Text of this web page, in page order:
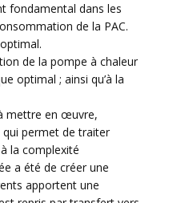
fondamental dans les
de la PAC.
de la pompe à chaleur
optimal ; ainsi qu’à la
mettre en œuvre,
permet de traiter
la complexité
a été de créer une
apportent une